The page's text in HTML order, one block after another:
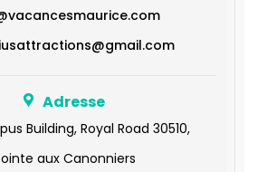
Adresse
Building, Royal Road 30510,
aux Canonniers